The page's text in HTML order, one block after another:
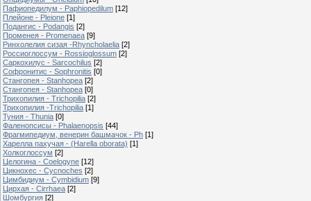
Пафиопедилум - Paphiopedilum [12]
Плейоне - Pleione [1]
Подангис - Рodangis [2]
Променея - Promenaea [9]
Ринхолелия сизая -Rhyncholaelia [2]
Россиоглоссум - Rossioglossum [2]
Саркохилус - Sarcochilus [2]
Софронитис - Sophronitis [0]
Стангопея - Stanhopea [2]
Стангопея - Stanhopea [0]
Трихопилия - Тrichopilia [2]
Трихопилия -Trichopilia [1]
Туния - Thunia [0]
Фаленопсисы - Phalaenopsis [44]
Фрагмипедиум, венерин башмачок - Ph [1]
Харелла пахучая - (Harella oborata) [1]
Холкоглоссум [2]
Целогина - Coelogyne [12]
Цикнохес - Cycnoches [2]
Цимбидиум - Cymbidium [9]
Цирхая - Cirrhaea [2]
Шомбургия [2]